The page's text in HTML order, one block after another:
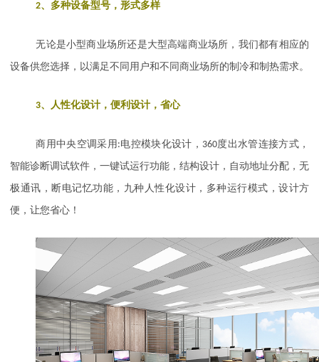
2、多种设备型号，形式多样
无论是小型商业场所还是大型高端商业场所，我们都有相应的
设备供您选择，以满足不同用户和不同商业场所的制冷和制热需求。
3、人性化设计，便利设计，省心
商用中央空调采用 :电控模块化设计， 360度出水管连接方式，
智能诊断调试软件，一键试运行功能，结构设计，自动地址分配，无
极通讯，断电记忆功能，九种人性化设计，多种运行模式，设计方
便，让您省心！